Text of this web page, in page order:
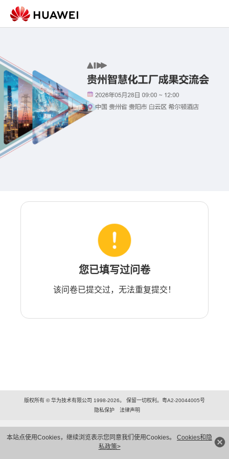
本站点使用Cookies，继续浏览表示您同意我们使用Cookies。 Cookies和隐
私政策>
您已填写过问卷
该问卷已提交过，无法重复提交！
版权所有 © 华为技术有限公司 1998-2026。 保留一切权利。粤A2-20044005号
隐私保护
法律声明